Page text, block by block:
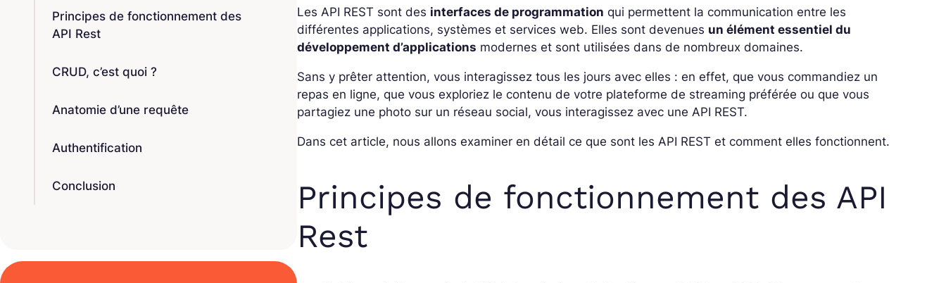
Principes de fonctionnement des
API Rest
CRUD, c’est quoi ?
Anatomie d’une requête
Authentification
Conclusion
Les API REST sont des interfaces de programmation qui permettent la communication entre les
différentes applications, systèmes et services web. Elles sont devenues un élément essentiel du
développement d’applications modernes et sont utilisées dans de nombreux domaines.
Sans y prêter attention, vous interagissez tous les jours avec elles : en effet, que vous commandiez un
repas en ligne, que vous exploriez le contenu de votre plateforme de streaming préférée ou que vous
partagiez une photo sur un réseau social, vous interagissez avec une API REST.
Dans cet article, nous allons examiner en détail ce que sont les API REST et comment elles fonctionnent.
Principes de fonctionnement des API
Rest